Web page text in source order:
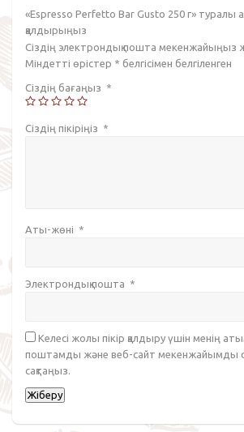
«Espresso Perfetto Bar Gusto 250 г» туралы
қалдырыңыз
Сіздің электрондық пошта мекенжайыңыз
Міндетті өрістер * белгісімен белгіленген
Сіздің бағаңыз *
Сіздің пікіріңіз *
Аты-жөні *
Электрондық пошта *
Келесі жолы пікір қалдыру үшін менің
поштамды және веб-сайт мекенжайымды
сақтаңыз.